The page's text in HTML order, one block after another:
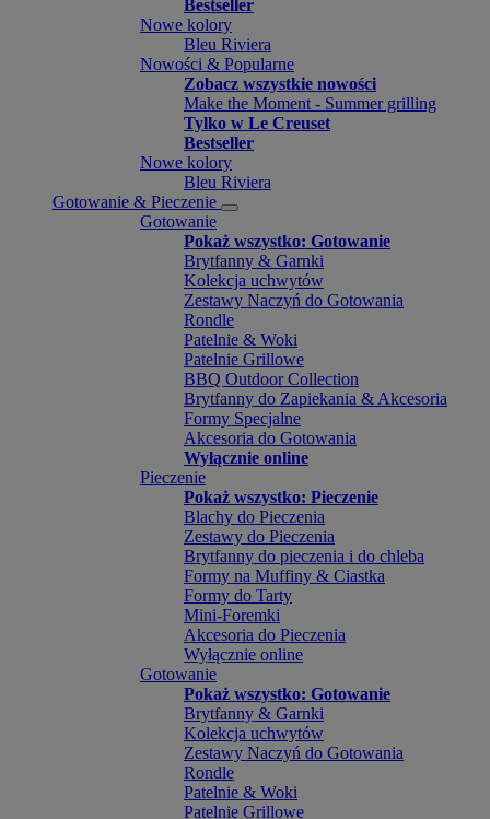
Bestseller
Nowe kolory
Bleu Riviera
Nowości & Popularne
Zobacz wszystkie nowości
Make the Moment - Summer grilling
Tylko w Le Creuset
Bestseller
Nowe kolory
Bleu Riviera
Gotowanie & Pieczenie
Gotowanie
Pokaż wszystko: Gotowanie
Brytfanny & Garnki
Kolekcja uchwytów
Zestawy Naczyń do Gotowania
Rondle
Patelnie & Woki
Patelnie Grillowe
BBQ Outdoor Collection
Brytfanny do Zapiekania & Akcesoria
Formy Specjalne
Akcesoria do Gotowania
Wyłącznie online
Pieczenie
Pokaż wszystko: Pieczenie
Blachy do Pieczenia
Zestawy do Pieczenia
Brytfanny do pieczenia i do chleba
Formy na Muffiny & Ciastka
Formy do Tarty
Mini-Foremki
Akcesoria do Pieczenia
Wyłącznie online
Gotowanie
Pokaż wszystko: Gotowanie
Brytfanny & Garnki
Kolekcja uchwytów
Zestawy Naczyń do Gotowania
Rondle
Patelnie & Woki
Patelnie Grillowe